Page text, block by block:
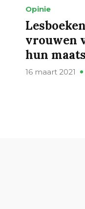
Opinie
vrouwen
hun
16 maart 2021